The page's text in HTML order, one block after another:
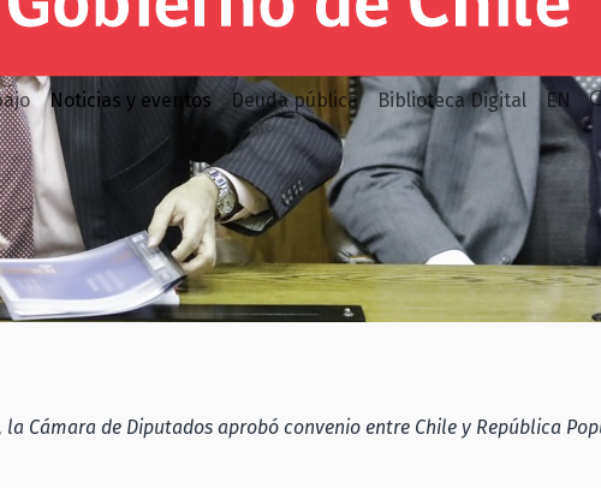
Noticias y eventos Deuda pública Biblioteca Digital EN
la Cámara de Diputados aprobó convenio entre Chile y República